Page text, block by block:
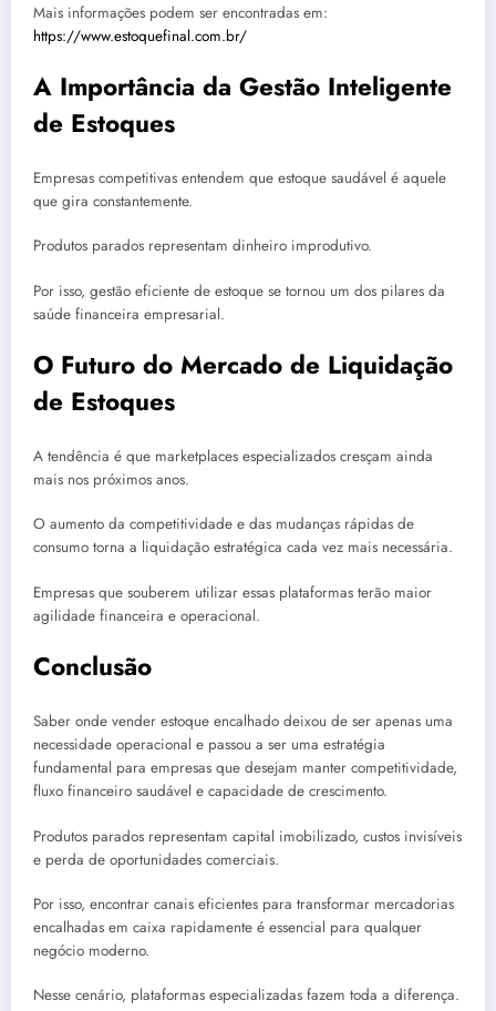
Mais informações podem ser encontradas em:
https://www.estoquefinal.com.br/
A Importância da Gestão Inteligente
de Estoques
Empresas competitivas entendem que estoque saudável é aquele
que gira constantemente.
Produtos parados representam dinheiro improdutivo.
Por isso, gestão eficiente de estoque se tornou um dos pilares da
saúde financeira empresarial.
O Futuro do Mercado de Liquidação
de Estoques
A tendência é que marketplaces especializados cresçam ainda
mais nos próximos anos.
O aumento da competitividade e das mudanças rápidas de
consumo torna a liquidação estratégica cada vez mais necessária.
Empresas que souberem utilizar essas plataformas terão maior
agilidade financeira e operacional.
Conclusão
Saber onde vender estoque encalhado deixou de ser apenas uma
necessidade operacional e passou a ser uma estratégia
fundamental para empresas que desejam manter competitividade,
fluxo financeiro saudável e capacidade de crescimento.
Produtos parados representam capital imobilizado, custos invisíveis
e perda de oportunidades comerciais.
Por isso, encontrar canais eficientes para transformar mercadorias
encalhadas em caixa rapidamente é essencial para qualquer
negócio moderno.
Nesse cenário, plataformas especializadas fazem toda a diferença.